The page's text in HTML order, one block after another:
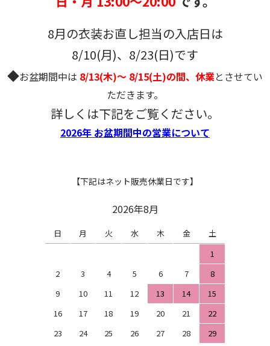
8月の衣装お直し担当の入店日は
8/10(月)、8/23(日)です
◆お盆期間中は 8/13(木)～ 8/15(土)の間、休業とさせてい
ただきます。
詳しくは下記をご覧ください。
2026年 お盆期間中の営業について
【下記はネット販売休業日です】
2026年8月
日 月 火 水 木 金
土
1
2
3 4 5 6 7
8
9
10 11 12 13 14
15
16
17 18 19 20 21
22
23
24 25 26 27 28
29